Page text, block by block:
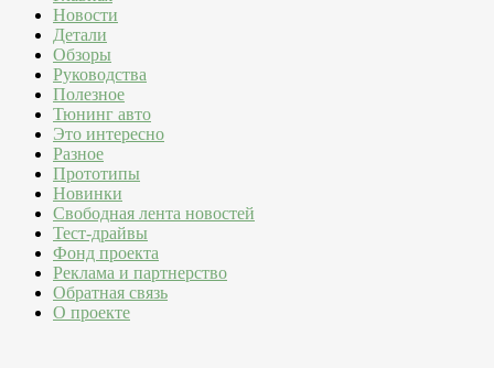
Новости
Детали
Обзоры
Руководства
Полезное
Тюнинг авто
Это интересно
Разное
Прототипы
Новинки
Свободная лента новостей
Тест-драйвы
Фонд проекта
Реклама и партнерство
Обратная связь
О проекте